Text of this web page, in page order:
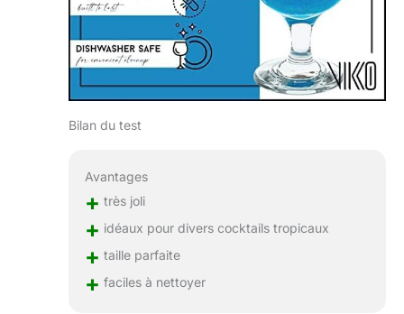
Bilan du test
Avantages
+ très joli
+ idéaux pour divers cocktails tropicaux
+ taille parfaite
+ faciles à nettoyer